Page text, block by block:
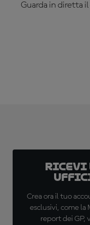
Guarda in diretta
Crea ora il tuo
esclusivi, come la
report dei GP,